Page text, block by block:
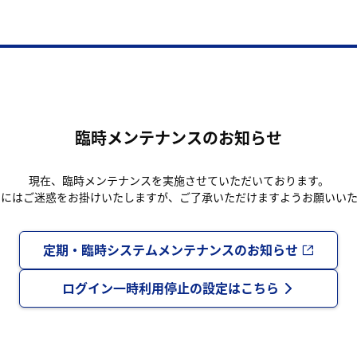
臨時メンテナンスのお知らせ
現在、臨時メンテナンスを実施させていただいております。
はご迷惑をお掛けいたしますが、ご了承いただけますようお願いい
定期・臨時システムメンテナンスのお知らせ
ログイン一時利用停止の設定はこちら